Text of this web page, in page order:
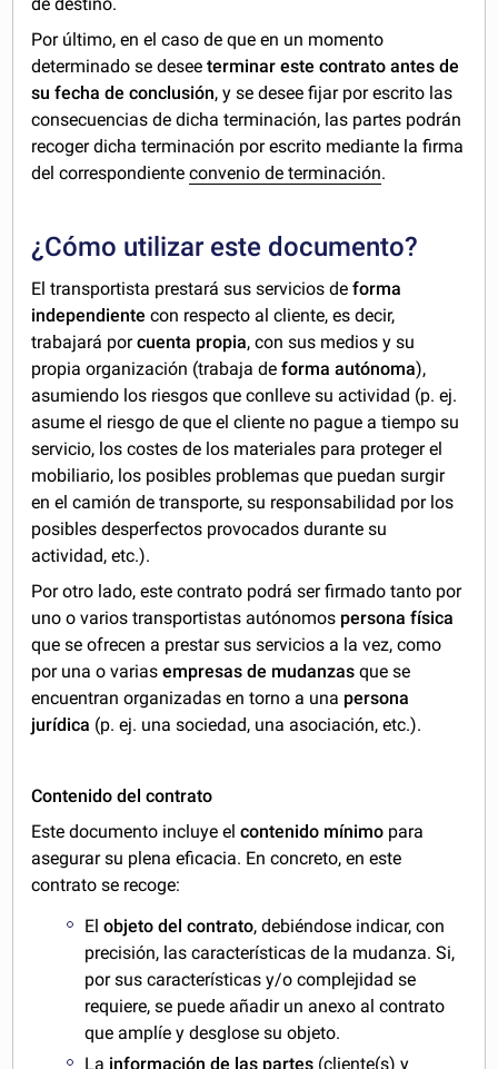
Por último, en el caso de que en un momento
determinado se deseeterminar este contrato antes de
su fecha de conclusión, y se desee fijar por escrito las
consecuencias de dicha terminación, las partes podrán
recoger dicha terminación por escrito mediante la firma
del correspondienteconvenio de terminación.
¿Cómo utilizar este documento?
El transportista prestará sus servicios deforma
independiente con respecto al cliente, es decir,
trabajará porcuenta propia, con sus medios y su
propia organización (trabaja deforma autónoma),
asumiendo los riesgos que conlleve su actividad (p. ej.
asume el riesgo de que el cliente no pague a tiempo su
servicio, los costes de los materiales para proteger el
mobiliario, los posibles problemas que puedan surgir
en el camión de transporte, su responsabilidad por los
posibles desperfectos provocados durante su
actividad, etc.).
Por otro lado, este contrato podrá ser firmado tanto por
uno o varios transportistas autónomos persona física
que se ofrecen a prestar sus servicios a la vez, como
por una o variasempresas de mudanzas que se
encuentran organizadas en torno a una persona
jurídica (p. ej. una sociedad, una asociación, etc.).
Contenido del contrato
Este documento incluye elcontenido mínimo para
asegurar su plena eficacia. En concreto, en este
contrato se recoge:
Elobjeto del contrato, debiéndose indicar, con
precisión, las características de la mudanza. Si,
por sus características y/o complejidad se
requiere, se puede añadir un anexo al contrato
que amplíe y desglose su objeto.
La información de las partes (cliente(s) y